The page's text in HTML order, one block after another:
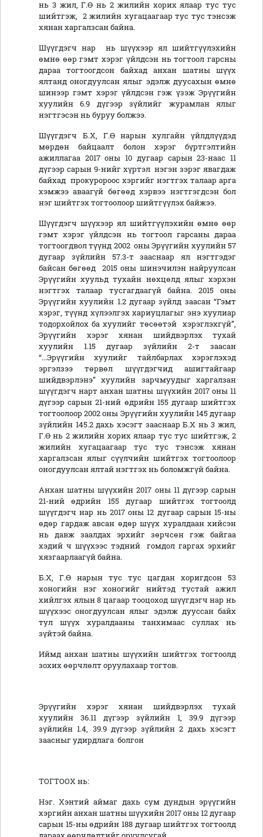
нь 3 жил, Г.Ө нь 2 жилийн хорих ялаар тус тус
шийтгэж, 2 жилийн хугацаагаар тус тус тэнсэж
хянан харгалзсан байна.
Шүүгдэгч нар нь шүүхээр ял шийтгүүлэхийн
өмнө өөр гэмт хэрэг үйлдсэн нь тогтоол гарсны
дараа тогтоогдсон байхад анхан шатны шүүх
ялтанд оногдуулсан ялыг эдэлж дуусахын өмнө
шинээр гэмт хэрэг үйлдсэн гэж үзэж Эрүүгийн
хуулийн 6.9 дүгээр зүйлийг журамлан ялыг
нэгтгэсэн нь буруу болжээ.
Шүүгдэгч Б.Х, Г.Ө нарын хулгайн үйлдлүүдэд
мөрдөн байцаалт болон хэрэг бүртгэлтийн
ажиллагаа 2017 оны 10 дугаар сарын 23-наас 11
дүгээр сарын 9-нийг хүртэл нэгэн зэрэг явагдаж
байхад прокуророос хэргийг нэгтгэх талаар арга
хэмжээ аваагүй бөгөөд хэрвээ нэгтгэгдсэн бол
нэг шийтгэх тогтоолоор шийтгүүлэх байжээ.
Шүүгдэгч шүүхээр ял шийтгүүлэхийн өмнө өөр
гэмт хэрэг үйлдсэн нь тогтоол гарсаны дараа
тогтоогдвол түүнд 2002 оны Эрүүгийн хуулийн 57
дугаар зүйлийн 57.3-т зааснаар ял нэгтгэдэг
байсан бөгөөд 2015 оны шинэчилэн найруулсан
Эрүүгийн хуульд тухайн нөхцөлд ялыг хэрхэн
нэгтгэх талаар тусгагдаагүй байна. 2015 оны
Эрүүгийн хуулийн 1.2 дугаар зүйлд заасан “Гэмт
хэрэг, түүнд хүлээлгэх хариуцлагыг энэ хуулиар
тодорхойлох ба хуулийг төсөөтэй хэрэглэхгүй”,
Эрүүгийн хэрэг хянан шийдвэрлэх тухай
хуулийн 1.15 дугаар зүйлийн 2-т заасан
“...Эрүүгийн хуулийг тайлбарлах хэрэглэхэд
эргэлзээ төрвөл шүүгдэгчид ашигтайгаар
шийдвэрлэнэ” хуулийн зарчмуудыг харгалзан
шүүгдэгч нарт анхан шатны шүүхийн 2017 оны 11
дүгээр сарын 21-ний өдрийн 155 дугаар шийтгэх
тогтоолоор 2002 оны Эрүүгийн хуулийн 145 дугаар
зүйлийн 145.2 дахь хэсэгт зааснаар Б.Х нь 3 жил,
Г.Ө нь 2 жилийн хорих ялаар тус тус шийтгэж, 2
жилийн хугацаагаар тус тус тэнсэж хянан
харгалзсан ялыг сүүлчийн шийтгэх тогтоолоор
оногдуулсан ялтай нэгтгэх нь боломжгүй байна.
Анхан шатны шүүхийн 2017 оны 11 дүгээр сарын
21-ний өдрийн 155 дугаар шийтгэх тогтоолд
шүүгдэгч нар нь 2017 оны 12 дугаар сарын 15-ны
өдөр гардаж авсан өдөр шүүх хуралдаан хийсэн
нь давж заалдах эрхийг зөрчсөн гэж байгаа
хэдий ч шүүхээс тэдний гомдол гаргах эрхийг
хязгаарлаагүй байна.
Б.Х, Г.Ө нарын тус тус цагдан хоригдсон 53
хоногийн нэг хоногийг нийтэд тустай ажил
хийлгэх ялын 8 цагаар тооцоход шүүгдэгч нар нь
шүүхээс оногдуулсан ялыг эдэлж дууссан байх
тул шүүх хуралдааны танхимаас суллах нь
зүйтэй байна.
Иймд анхан шатны шүүхийн шийтгэх тогтоолд
зохих өөрчлөлт оруулахаар тогтов.
Эрүүгийн хэрэг хянан шийдвэрлэх тухай
хуулийн 36.11 дүгээр зүйлийн 1, 39.9 дүгээр
зүйлийн 1.4, 39.9 дүгээр зүйлийн 2 дахь хэсэгт
заасныг удирдлага болгон
ТОГТООХ нь:
Нэг. Хэнтий аймаг дахь сум дундын эрүүгийн
хэргийн анхан шатны шүүхийн 2017 оны 12 дугаар
сарын 15-ны өдрийн 188 дугаар шийтгэх тогтоолд